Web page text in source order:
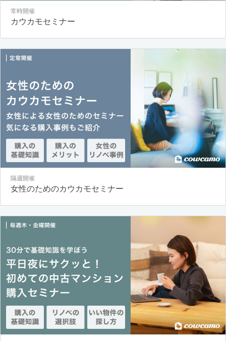
常時開催
カウカモセミナー
隔週開催
女性のためのカウカモセミナー